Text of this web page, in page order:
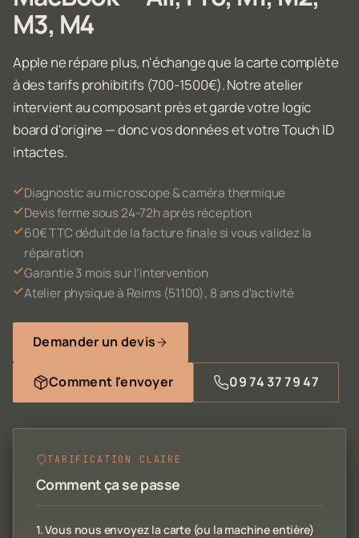
M3, M4
Apple ne répare plus, n'échange que la carte complète
à des tarifs prohibitifs (700-1500€). Notre atelier
intervient au composant près et garde votre logic
board d'origine — donc vos données et votre Touch ID
intactes.
Diagnostic au microscope & caméra thermique
Devis ferme sous 24-72h après réception
60€ TTC déduit de la facture finale si vous validez la
réparation
Garantie 3 mois sur l'intervention
Atelier physique à Reims (51100), 8 ans d'activité
Demander un devis
Comment l'envoyer 09 74 37 79 47
TARIFICATION CLAIRE
Comment ça se passe
1. Vous nous envoyez la carte (ou la machine entière)